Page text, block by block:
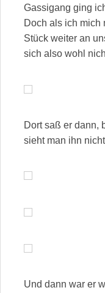
Gassigang ging
Doch als ich mich
Stück weiter an
sich also wohl
Dort saß er dann,
sieht man ihn
Und dann war er